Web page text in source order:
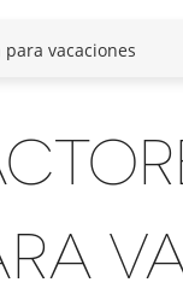
vacaciones